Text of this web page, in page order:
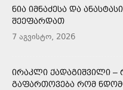
ᲜᲘᲐ ᲘᲛᲜᲐᲫᲔᲡᲐ ᲓᲐ
ᲨᲔᲔᲤᲐᲠᲓᲐᲗ
7 აგვისტო, 2026
ᲘᲠᲐᲙᲚᲘ ᲥᲐᲓᲐᲒᲘᲨᲕᲘᲚᲘ –
ᲒᲐᲤᲐᲠᲗᲝᲕᲔᲑᲐ ᲠᲝᲛ